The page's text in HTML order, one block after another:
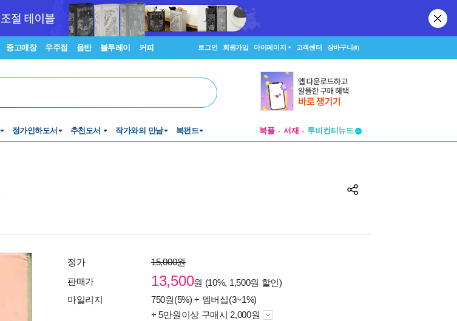
중고매장 우주점 음반 블루레이 커피 로그인 회원가입 마이페이지 고객센터 장바구니(0)
정가인하도서 추천도서 작가와의 만남 북펀드 북플 서재
투비컨티뉴드
정가
15,000원
판매가
13,500원 (10%, 1,500원 할인)
마일리지
750원(5%) + 멤버십(3~1%)
+ 5만원이상 구매시 2,000원